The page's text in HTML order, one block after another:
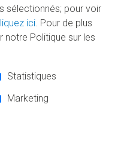
l’objectif financier de
les habitudes de vie et
de plus de 70 % des décès
ce qui renforce notre
sélectionnés; pour voir
ici. Pour de plus
Politique sur les
Statistiques
Marketing